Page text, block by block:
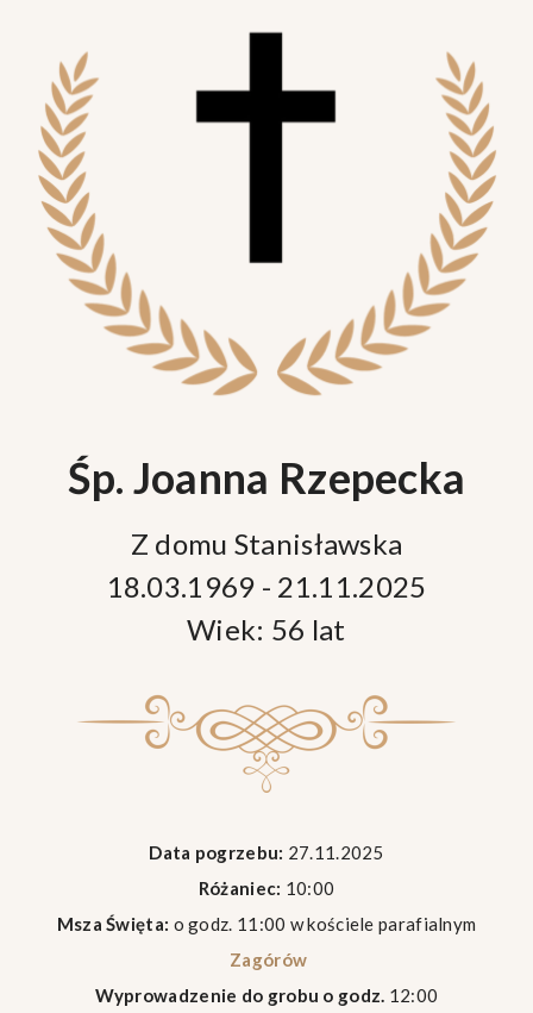
Śp. Joanna Rzepecka
Z domu Stanisławska
18.03.1969 - 21.11.2025
Wiek: 56 lat
Data pogrzebu: 27.11.2025
Różaniec: 10:00
Msza Święta: o godz. 11:00 w kościele parafialnym
Zagórów
Wyprowadzenie do grobu o godz. 12:00